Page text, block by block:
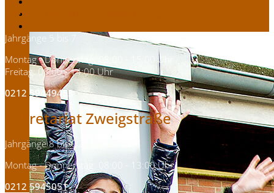
Sekretariat Kanalstraße
Jahrgänge 5 bis 7
Montag - Donnerstag: 08:00 - 15:00 Uhr
Freitag: 08:00 - 14:00 Uhr
0212 59449453
Sekretariat Zweigstraße
Jahrgänge 8 bis Q2
Montag - Donnerstag: 08:00 - 13:00 Uhr
0212 5945051